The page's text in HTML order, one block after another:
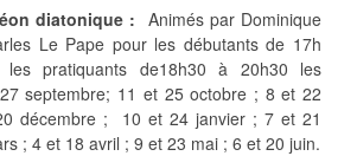
diatonique : Animés par Dominique
Le Pape pour les débutants de 17h
pratiquants de18h30 à 20h30 les
septembre; 11 et 25 octobre ; 8 et 22
décembre ; 10 et 24 janvier ; 7 et 21
; 4 et 18 avril ; 9 et 23 mai ; 6 et 20 juin.